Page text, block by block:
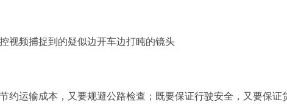
视频捕捉到的疑似边开车边打盹的镜头
约运输成本，又要规避公路检查；既要保证行驶安全，又要保证